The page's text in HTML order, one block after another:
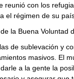
reunió con los
el régimen de su
la Buena Voluntad
de sublevación y
masivos. El
a la gente la